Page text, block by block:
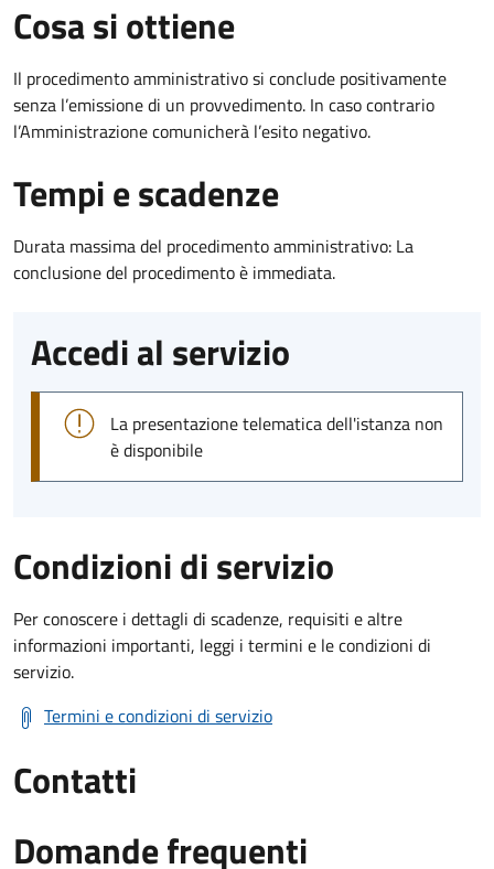
Cosa si ottiene
Il procedimento amministrativo si conclude positivamente
senza l’emissione di un provvedimento. In caso contrario
l’Amministrazione comunicherà l’esito negativo.
Tempi e scadenze
Durata massima del procedimento amministrativo: La
conclusione del procedimento è immediata.
Accedi al servizio
La presentazione telematica dell'istanza non
è disponibile
Condizioni di servizio
Per conoscere i dettagli di scadenze, requisiti e altre
informazioni importanti, leggi i termini e le condizioni di
servizio.
Termini e condizioni di servizio
Contatti
Domande frequenti